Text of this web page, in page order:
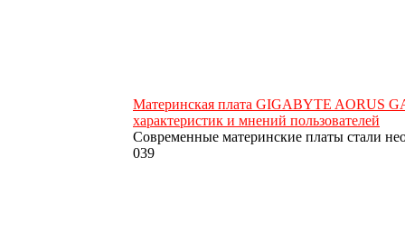
Материнская плата GIGABYTE AORUS
характеристик и мнений пользователей
Современные материнские платы стали
039